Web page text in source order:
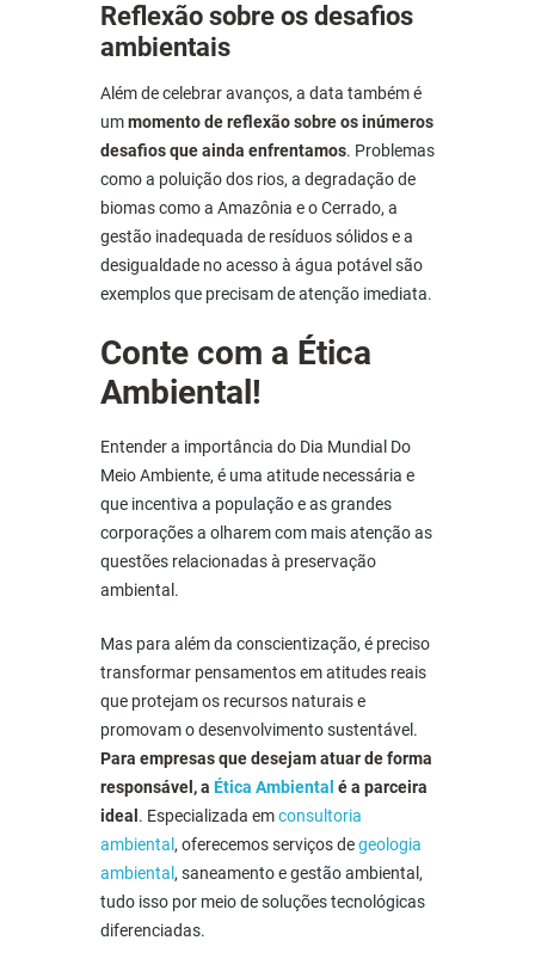
Reflexão sobre os desafios
ambientais
Além de celebrar avanços, a data também é
ummomento de reflexão sobre os inúmeros
desafios que ainda enfrentamos. Problemas
como a poluição dos rios, a degradação de
biomas como a Amazônia e o Cerrado, a
gestão inadequada de resíduos sólidos e a
desigualdade no acesso à água potável são
exemplos que precisam de atenção imediata.
Conte com a Ética
Ambiental!
Entender a importância do Dia Mundial Do
Meio Ambiente, é uma atitude necessária e
que incentiva a população e as grandes
corporações a olharem com mais atenção as
questões relacionadas à preservação
ambiental.
Mas para além da conscientização, é preciso
transformar pensamentos em atitudes reais
que protejam os recursos naturais e
promovam o desenvolvimento sustentável.
Para empresas que desejam atuar de forma
responsável, a Ética Ambiental é a parceira
ideal . Especializada emconsultoria
ambiental , oferecemos serviços degeologia
ambiental , saneamento e gestão ambiental,
tudo isso por meio de soluções tecnológicas
diferenciadas.